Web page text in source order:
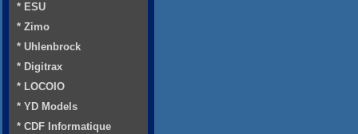
* ESU
* Zimo
* Uhlenbrock
* Digitrax
* LOCOIO
* YD Models
* CDF Informatique